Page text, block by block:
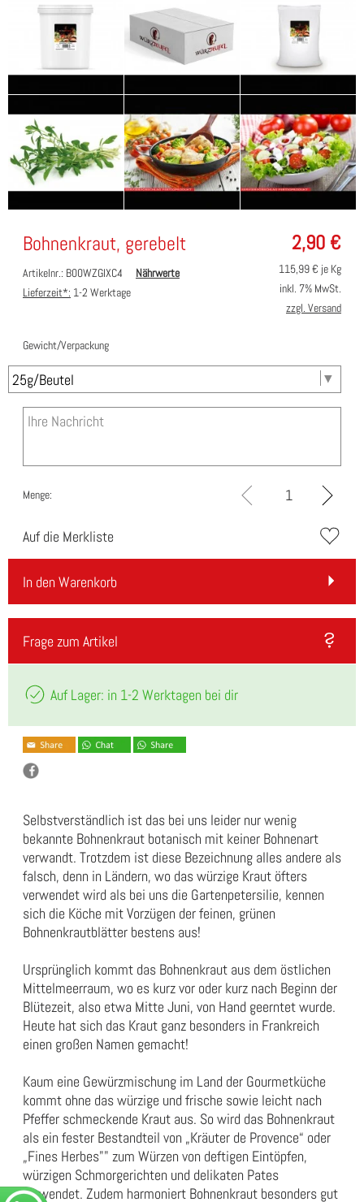
2,90 €
Bohnenkraut, gerebelt
Artikelnr.: B00WZGIXC4
Nährwerte
Lieferzeit*: 1-2 Werktage
115,99€ je Kg
inkl. 7% MwSt.
zzgl. Versand
Gewicht/Verpackung
Menge:
Auf die Merkliste
In den Warenkorb
Frage zum Artikel
Auf Lager: in 1-2 Werktagen bei dir
Selbstverständlich ist das bei uns leider nur wenig
bekannte Bohnenkraut botanisch mit keiner Bohnenart
verwandt. Trotzdem ist diese Bezeichnung alles andere als
falsch, denn in Ländern, wo das würzige Kraut öfters
verwendet wird als bei uns die Gartenpetersilie, kennen
sich die Köche mit Vorzügen der feinen, grünen
Bohnenkrautblätter bestens aus!
Ursprünglich kommt das Bohnenkraut aus dem östlichen
Mittelmeerraum, wo es kurz vor oder kurz nach Beginn der
Blütezeit, also etwa Mitte Juni, von Hand geerntet wurde.
Heute hat sich das Kraut ganz besonders in Frankreich
einen großen Namen gemacht!
Kaum eine Gewürzmischung im Land der Gourmetküche
kommt ohne das würzige und frische sowie leicht nach
Pfeffer schmeckende Kraut aus. So wird das Bohnenkraut
als ein fester Bestandteil von „Kräuter de Provence“ oder
„Fines Herbes"" zum Würzen von deftigen Eintöpfen,
würzigen Schmorgerichten und delikaten Pates
verwendet. Zudem harmoniert Bohnenkraut besonders gut